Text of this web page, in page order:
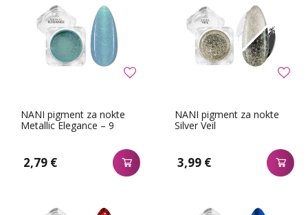
NANI pigment za nokte
Metallic Elegance – 9
2,79 €
NANI pigment za nokte
Silver Veil
3,99 €